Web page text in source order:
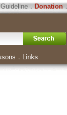
． Donation
． Links